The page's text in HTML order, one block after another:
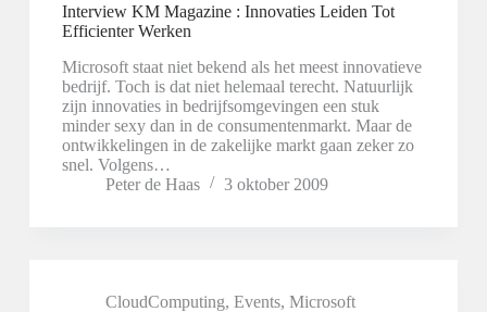
Interview KM Magazine : Innovaties Leiden Tot
Efficienter Werken
Microsoft staat niet bekend als het meest innovatieve
bedrijf. Toch is dat niet helemaal terecht. Natuurlijk
zijn innovaties in bedrijfsomgevingen een stuk
minder sexy dan in de consumentenmarkt. Maar de
ontwikkelingen in de zakelijke markt gaan zeker zo
snel. Volgens…
Peter de Haas
3 oktober 2009
CloudComputing, Events, Microsoft